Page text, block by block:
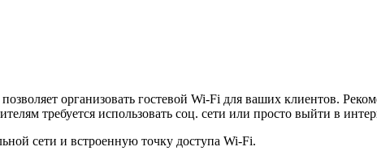
организовать гостевой Wi-Fi для ваших клиентов.
требуется использовать соц. сети или просто выйти в
сети и встроенную точку доступа Wi-Fi.